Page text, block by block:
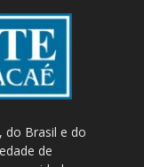
do Brasil e do
de